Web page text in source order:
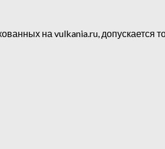
на vulkania.ru, допускается